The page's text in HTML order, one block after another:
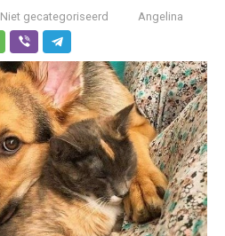
Niet gecategoriseerd Angelina